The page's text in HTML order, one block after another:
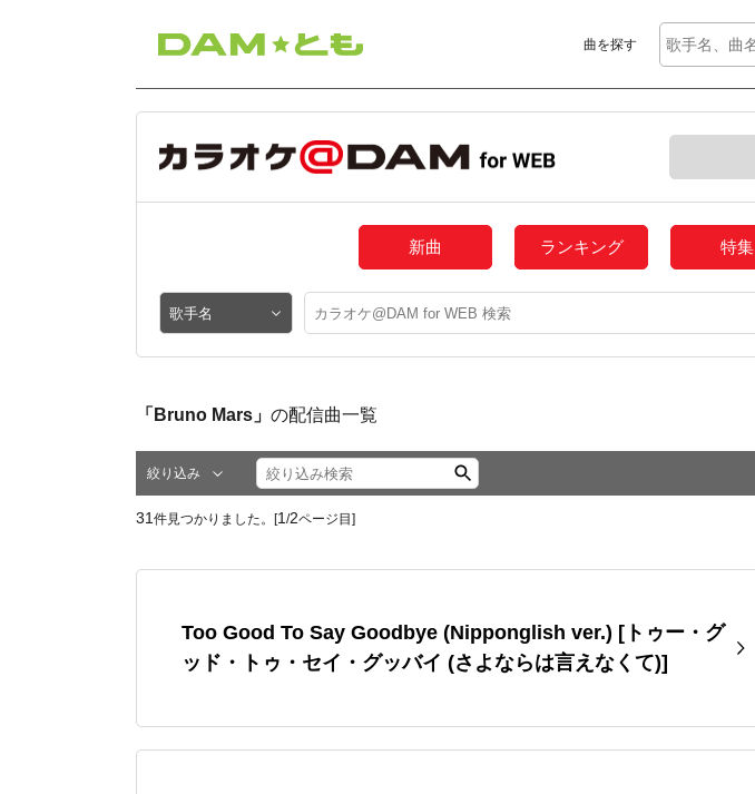
曲を探す
新曲 ランキング 特集
「Bruno Mars」 の配信曲一覧
絞り込み
31 件見つかりました。[1 /2ページ目]
Too Good To Say Goodbye (Nipponglish ver.) [トゥー・グ
ッド・トゥ・セイ・グッバイ (さよならは言えなくて)]